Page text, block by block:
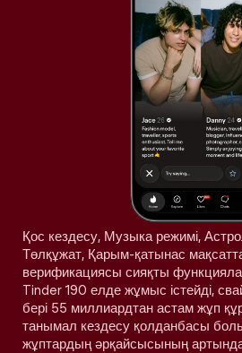
Қос кездесу, Музыка режимі,
Төлқұжат, Қарым-қатынас
верификациясы сияқты
Tinder 190 елде жұмыс істейді,
бері 55 миллиардтан астам жұп
танымал кездесу қолданбасы
жұптардың әрқайсысының